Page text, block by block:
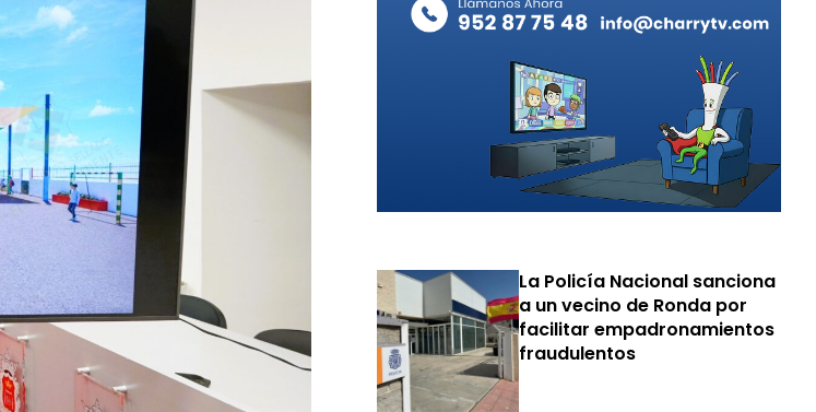
La Policía Nacional sanciona
a un vecino de Ronda por
facilitar empadronamientos
fraudulentos